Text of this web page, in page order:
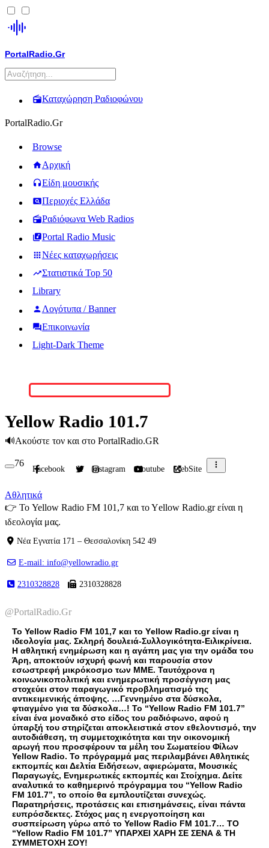
PortalRadio.Gr
Καταχώρηση Ραδιοφώνου
PortalRadio.Gr
Browse
Αρχική
Είδη μουσικής
Περιοχές Ελλάδα
Ραδιόφωνα Web Radios
Portal Radio Music
Νέες καταχωρήσεις
Στατιστικά Top 50
Library
Λογότυπα / Banner
Επικοινωνία
Light-Dark Theme
Yellow Radio 101.7
🔊Ακούστε τον και στο PortalRadio.GR
76
Facebook X Instagram Youtube WebSite
Αθλητικά
👉 Το Yellow Radio FM 101,7 και το Υellow Radio.gr είναι η
ιδεολογία μας.
Νέα Εγνατία 171 – Θεσσαλονίκη 542 49
E-mail: info@yellowradio.gr
2310328828 2310328828
@PortalRadio.Gr
Το Yellow Radio FM 101,7 και το Υellow Radio.gr είναι η
ιδεολογία μας. Σκληρή δουλειά-Συλλογικότητα-Ειλικρίνεια.
Η αθλητική ενημέρωση και η αγάπη μας για την ομάδα του
Άρη, αποκτούν ισχυρή φωνή και παρουσία στον
εσωστρεφή μικρόκοσμο των ΜΜΕ. Ταυτόχρονα η
κοινωνικοπολιτική και ενημερωτική προσέγγιση μας
στοχεύει στον παραγωγικό προβληματισμό της
αντικειμενικής άποψης. …Γεννημένο στα δύσκολα,
φτιαγμένο για τα δύσκολα…! Το “Yellow Radio FM 101.7”
είναι ένα μοναδικό στο είδος του ραδιόφωνο, αφού η
ύπαρξή του στηρίζεται αποκλειστικά στον εθελοντισμό, την
αυτοδιάθεση, τη συμμετοχικότητα και την οικονομική
αρωγή που προσφέρουν τα μέλη του Σωματείου Φίλων
Yellow Radio. Το πρόγραμμά μας περιλαμβάνει Αθλητικές
εκπομπές και Δελτία Ειδήσεων, αφιερώματα, Μουσικές
Παραγωγές, Ενημερωτικές εκπομπές και Στοίχημα. Δείτε
αναλυτικά το καθημερινό πρόγραμμα του “Yellow Radio
FM 101.7”, το οποίο θα εμπλουτίζεται συνεχώς.
Παρατηρήσεις, προτάσεις και επισημάνσεις, είναι πάντα
ευπρόσδεκτες. Στόχος μας η ενεργοποίηση και
συσπείρωση γύρω από το Yellow Radio FM 101.7… ΤΟ
“Yellow Radio FM 101.7” ΥΠΑΡΧΕΙ ΧΑΡΗ ΣΕ ΣΕΝΑ & ΤΗ
ΣΥΜΜΕΤΟΧΗ ΣΟΥ!